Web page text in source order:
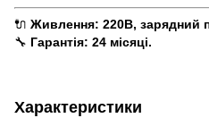
🔌 Живлення: 220В, зарядний
🔧 Гарантія: 24 місяці.
Характеристики